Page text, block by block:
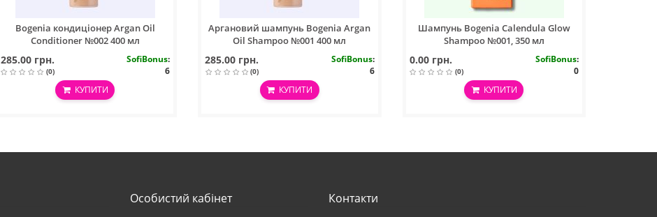
Bogenia кондиціонер Argan Oil
Conditioner №002 400 мл
285.00 грн.
(0)
SofiBonus:
6
КУПИТИ
Аргановий шампунь Bogenia Argan
Oil Shampoo №001 400 мл
285.00 грн.
(0)
SofiBonus:
6
КУПИТИ
Шампунь Bogenia Calendula Glow
Shampoo №001, 350 мл
0.00 грн.
(0)
SofiBonus:
0
КУПИТИ
Особистий кабінет Контакти